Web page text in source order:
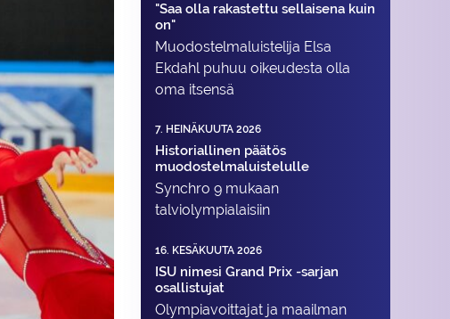
"Saa olla rakastettu sellaisena kuin
on"
Muodostelma­luistelija Elsa
Ekdahl puhuu oikeudesta olla
oma itsensä
7. HEINÄKUUTA 2026
Historiallinen päätös
muodostelmaluistelulle
Synchro 9 mukaan
talviolympialaisiin
16. KESÄKUUTA 2026
ISU nimesi Grand Prix -sarjan
osallistujat
Olympiavoittajat ja maailman